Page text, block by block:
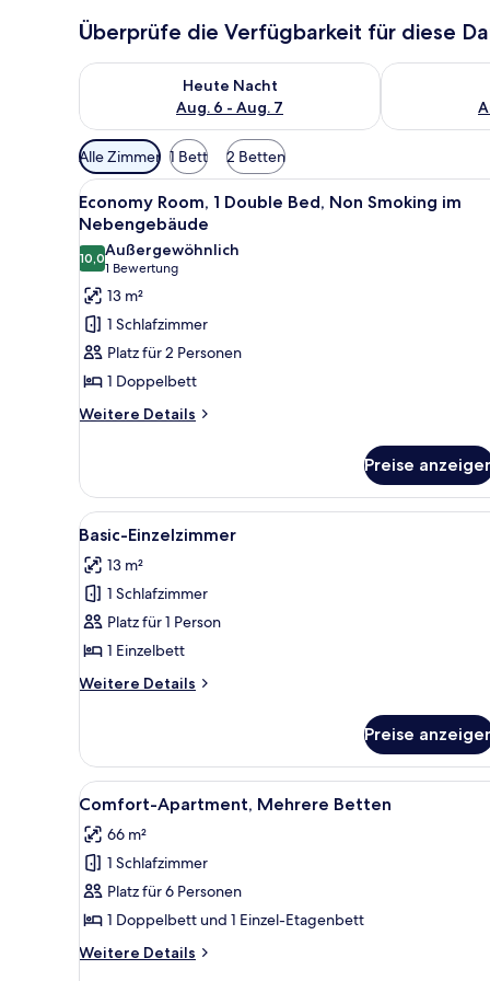
Überprüfe die Verfügbarkeit für diese
Heute Nacht
Aug. 6 - Aug. 7
Überprüfe die Verfügbarkeit für heute Nacht, Aug. 6
Überprüfe
Verfügbare
Filter
für
Zimmer
Alle Zimmer 1 Bett 2 Betten
Alle
Fotos
für
Economy
Room,
Double
Bed,
Non
Smoking
anzeigen
Ein Hotelzimmer mit einem
7
Economy Room, 1 Double Bed, Non Smoking im
Nebengebäude
10,010,0 von 10
Außergewöhnlich
1 Bewertung
(1
Bewertung)
13 m²
1 Schlafzimmer
Platz für 2 Personen
1 Doppelbett
Weitere Details
Weitere
Room,
Double
Non
Smoking
im
Nebengebäude
Preise
Alle
Fotos
für
Basic-
Einzelzimmer
anzeigen
Ein Schlafzimmer mit einem
3
Basic-Einzelzimmer
13 m²
1 Schlafzimmer
Platz für 1 Person
1 Einzelbett
Weitere Details
Weitere
Einzelzimmer
Preise
Alle
Fotos
für
Comfort-
Apartment,
Mehrere
Betten
anzeigen
Ein Wohnzimmer mit einem
8
Comfort-Apartment, Mehrere Betten
66 m²
1 Schlafzimmer
Platz für 6 Personen
1 Doppelbett und 1 Einzel-Etagenbett
Weitere Details
Weitere